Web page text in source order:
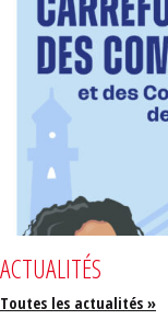
ACTUALITÉS
Toutes les actualités »